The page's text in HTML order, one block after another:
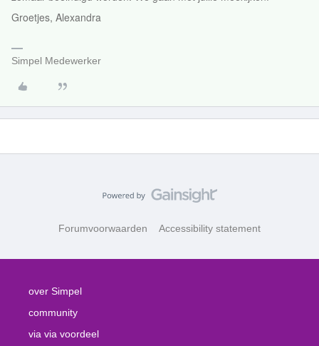
Groetjes, Alexandra
Simpel Medewerker
Forumvoorwaarden Accessibility statement
over Simpel
community
via via voordeel